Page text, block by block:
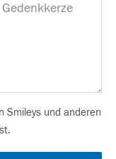
Smileys und anderen